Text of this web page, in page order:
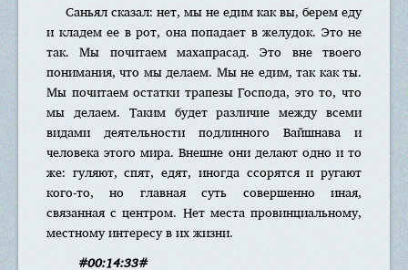
Саньял сказал: нет, мы не едим как вы, берем еду
и кладем ее в рот, она попадает в желудок. Это не
так. Мы почитаем махапрасад. Это вне твоего
понимания, что мы делаем. Мы не едим, так как ты.
Мы почитаем остатки трапезы Господа, это то, что
мы делаем. Таким будет различие между всеми
видами деятельности подлинного Вайшнава и
человека этого мира. Внешне они делают одно и то
же: гуляют, спят, едят, иногда ссорятся и ругают
кого-то, но главная суть совершенно иная,
связанная с центром. Нет места провинциальному,
местному интересу в их жизни.
#00:14:33#